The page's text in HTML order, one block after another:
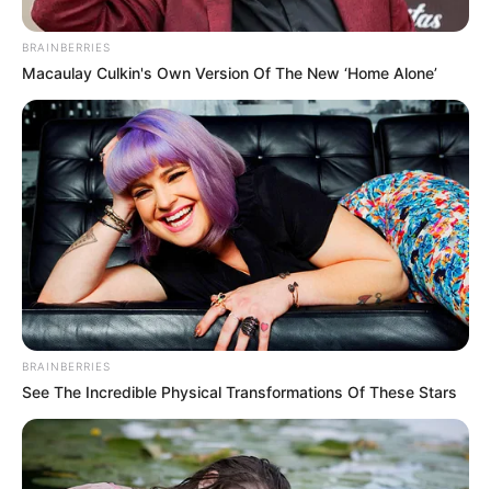
Plus belle la vie : la
fin d’une histoire,
TF1 frappe fort
BRAINBERRIES
Macaulay Culkin's Own Version Of The New ‘Home Alone’
BRAINBERRIES
See The Incredible Physical Transformations Of These Stars